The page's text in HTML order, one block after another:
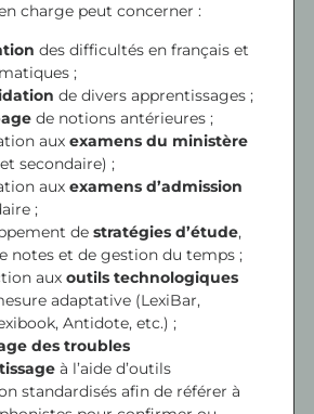
charge peut concerner :
des difficultés en français et
;
de divers apprentissages ;
de notions antérieures ;
auxexamens du ministère
secondaire) ;
aux examens d’admission
;
de stratégies d’étude,
notes et de gestion du temps ;
aux outils technologiques
adaptative (LexiBar,
Antidote, etc.) ;
des troubles
à l’aide d’outils
standardisés afin de référer à